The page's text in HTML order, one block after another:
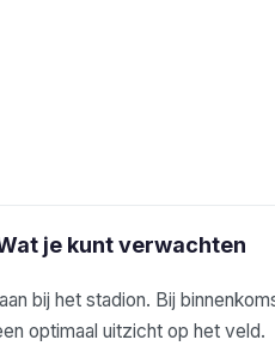
je kunt verwachten
bij het stadion. Bij
optimaal uitzicht op het veld.